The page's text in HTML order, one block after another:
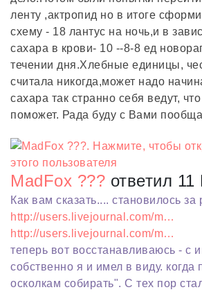
ленту ,актропид но в итоге
схему - 18 лантус на ночь,и в
сахара в крови- 10 --8-8 ед
течении дня.Хлебные единицы,
считала никогда,может надо
сахара так странно себя ведут,
поможет. Рада буду с Вами
MadFox ??? ответил
Как вам сказать.... становилось
http://users.livejournal.com/m…
http://users.livejournal.com/m…
теперь вот восстанавливаюсь - с
собственно я и имел в виду. когда
осколкам собирать". С тех пор